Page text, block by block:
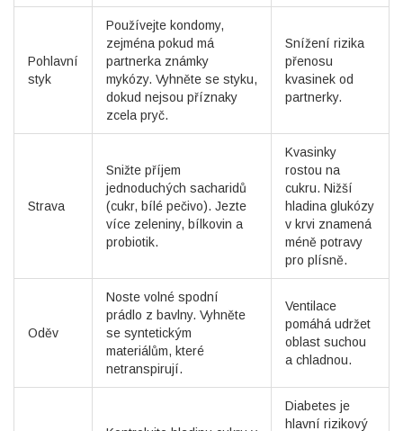
Pohlavní
styk
Používejte kondomy,
zejména pokud má
partnerka známky
mykózy. Vyhněte se styku,
dokud nejsou příznaky
zcela pryč.
Snížení rizika
přenosu
kvasinek od
partnerky.
Strava
Snižte příjem
jednoduchých sacharidů
(cukr, bílé pečivo). Jezte
více zeleniny, bílkovin a
probiotik.
Kvasinky
rostou na
cukru. Nižší
hladina glukózy
v krvi znamená
méně potravy
pro plísně.
Oděv
Noste volné spodní
prádlo z bavlny. Vyhněte
se syntetickým
materiálům, které
netranspirují.
Ventilace
pomáhá udržet
oblast suchou
a chladnou.
Diabetes je
hlavní rizikový